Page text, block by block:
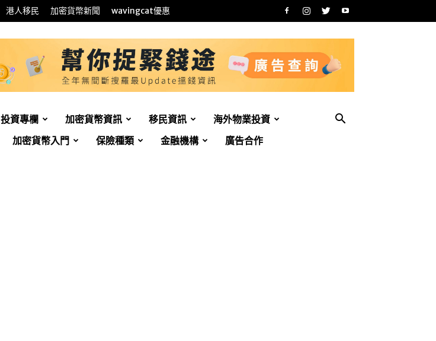
港人移民 加密貨幣新聞 wavingcat優惠
投資專欄 加密貨幣資訊 移民資訊
海外物業投資
加密貨幣入門 保險種類 金融機構 廣告合作